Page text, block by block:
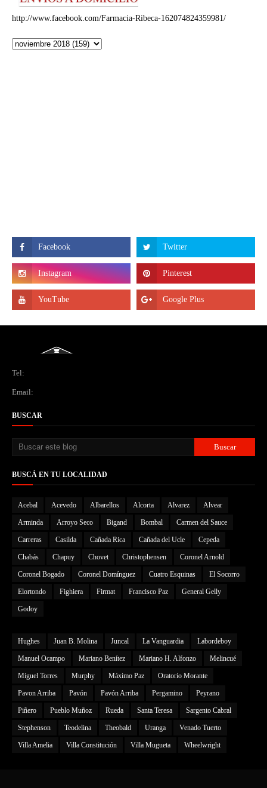
http://www.facebook.com/Farmacia-Ribeca-162074824359981/
Tel:
Email:
BUSCAR
BUSCÁ EN TU LOCALIDAD
Acebal Acevedo Albarellos Alcorta Alvarez Alvear
Arminda Arroyo Seco Bigand Bombal Carmen del Sauce
Carreras Casilda Cañada Rica Cañada del Ucle Cepeda
Chabás Chapuy Chovet Christophensen Coronel Arnold
Coronel Bogado Coronel Domínguez Cuatro Esquinas El Socorro
Elortondo Fighiera Firmat Francisco Paz General Gelly
Godoy
Hughes Juan B. Molina Juncal La Vanguardia Labordeboy
Manuel Ocampo Mariano Benítez Mariano H. Alfonzo Melincué
Miguel Torres Murphy Máximo Paz Oratorio Morante
Pavon Arriba Pavón Pavón Arriba Pergamino Peyrano
Piñero Pueblo Muñoz Rueda Santa Teresa Sargento Cabral
Stephenson Teodelina Theobald Uranga Venado Tuerto
Villa Amelia Villa Constitución Villa Mugueta Wheelwright